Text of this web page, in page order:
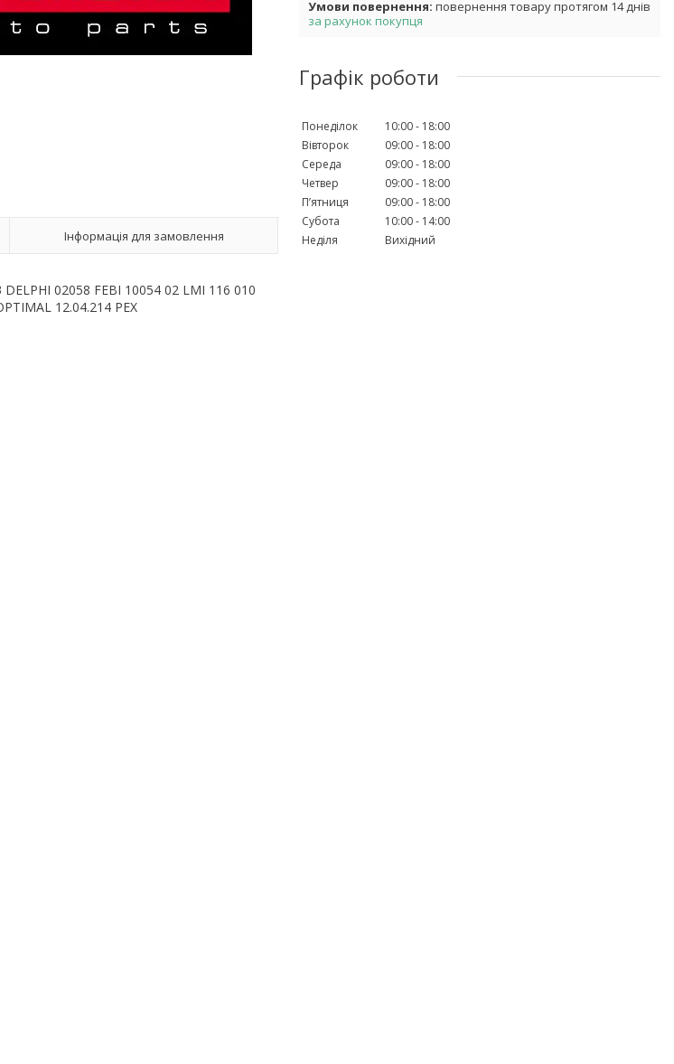
Інформація для замовлення
DELPHI 02058 FEBI 10054 02 LMI 116 010
12.04.214 PEX
повернення товару протягом 14 днів
за рахунок покупця
Графік роботи
Понеділок 10:00
18:00
Вівторок
09:00
18:00
Середа
09:00
18:00
Четвер
09:00
18:00
Пʼятниця
09:00
18:00
Субота
10:00
14:00
Неділя
Вихідний